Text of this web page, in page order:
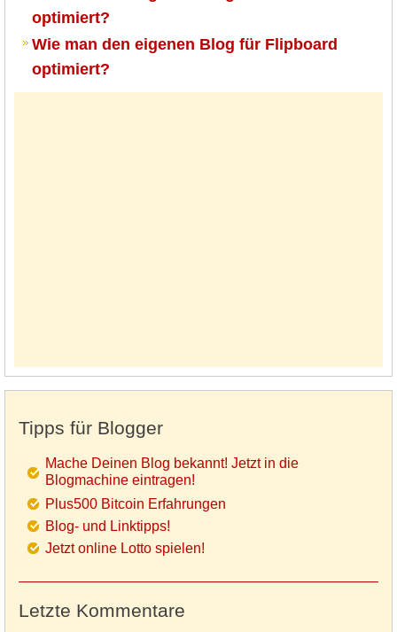
optimiert?
Wie man den eigenen Blog für Flipboard
optimiert?
Tipps für Blogger
Mache Deinen Blog bekannt! Jetzt in die
Blogmachine eintragen!
Plus500 Bitcoin Erfahrungen
Blog- und Linktipps!
Jetzt online Lotto spielen!
Letzte Kommentare